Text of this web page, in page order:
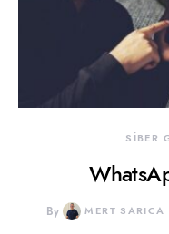
SİBER
By MERT SARICA